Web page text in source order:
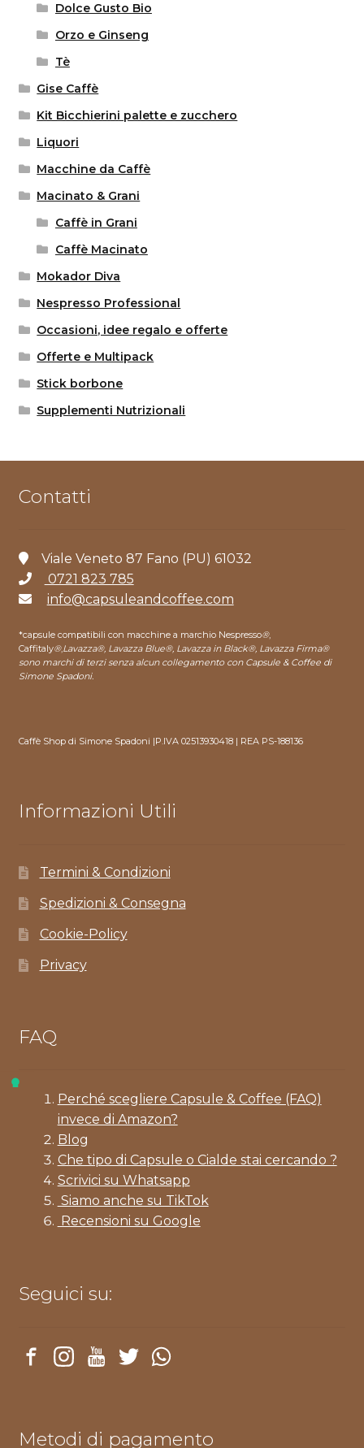
Dolce Gusto Bio
Orzo e Ginseng
Tè
Gise Caffè
Kit Bicchierini palette e zucchero
Liquori
Macchine da Caffè
Macinato & Grani
Caffè in Grani
Caffè Macinato
Mokador Diva
Nespresso Professional
Occasioni, idee regalo e offerte
Offerte e Multipack
Stick borbone
Supplementi Nutrizionali
Contatti
Viale Veneto 87 Fano (PU) 61032
0721 823 785
info@capsuleandcoffee.com
*capsule compatibili con macchine a marchio Nespresso®,
Caffitaly®,Lavazza®, Lavazza Blue®, Lavazza in Black®, Lavazza Firma®
sono marchi di terzi senza alcun collegamento con Capsule & Coffee di
Simone Spadoni.
Caffè Shop di Simone Spadoni |P.IVA 02513930418 | REA PS-188136
Informazioni Utili
Termini & Condizioni
Spedizioni & Consegna
Cookie-Policy
Privacy
FAQ
Perché scegliere Capsule & Coffee (FAQ)
invece di Amazon?
Blog
Che tipo di Capsule o Cialde stai cercando ?
Scrivici su Whatsapp
Siamo anche su TikTok
Recensioni su Google
Seguici su:
Metodi di pagamento